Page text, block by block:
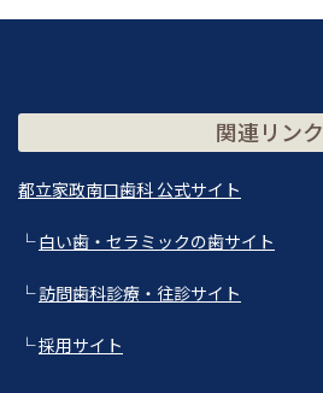
関連リンク
都立家政南口歯科 公式サイト
└白い歯・セラミックの歯サイト
└訪問歯科診療・往診サイト
└採用サイト